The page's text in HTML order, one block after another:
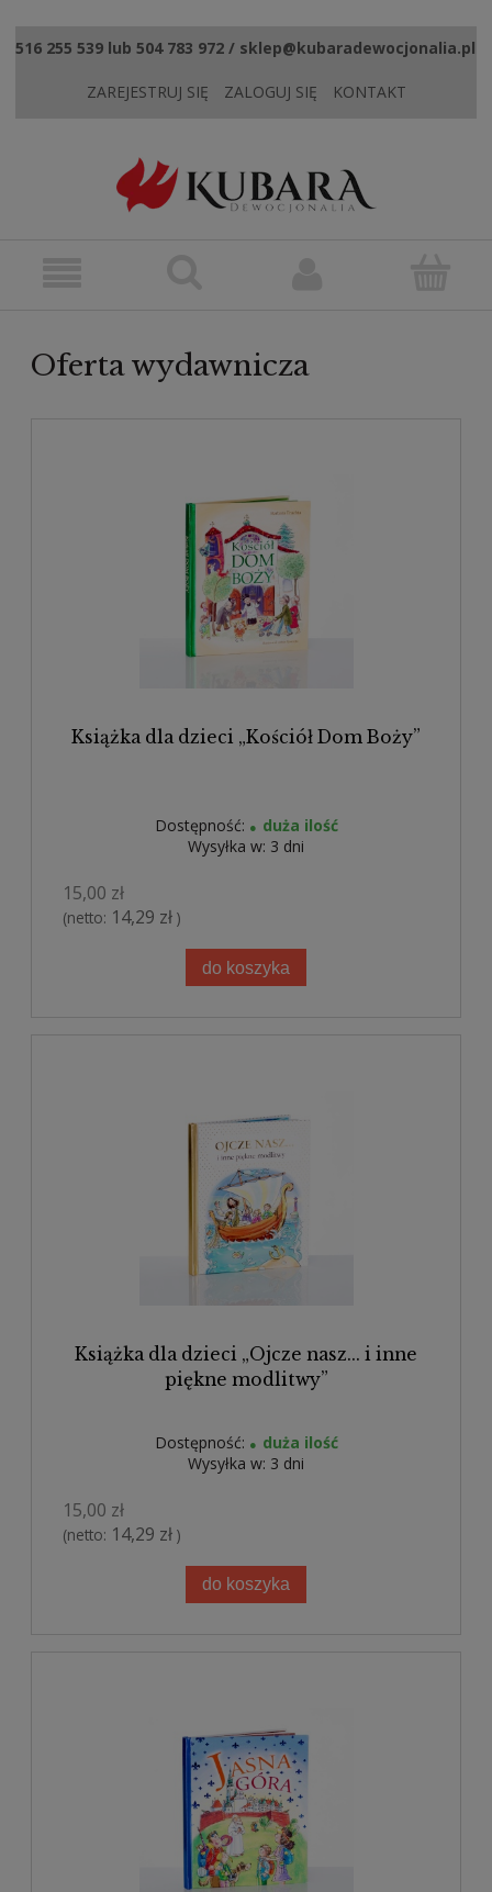
516 255 539 lub 504 783 972 / sklep@kubaradewocjonalia.pl
ZAREJESTRUJ SIĘ ZALOGUJ SIĘ KONTAKT
Oferta wydawnicza
Książka dla dzieci „Kościół Dom Boży”
Dostępność:
duża ilość
Wysyłka w: 3 dni
15,00 zł
(netto: 14,29 zł )
do koszyka
Książka dla dzieci „Ojcze nasz... i inne
piękne modlitwy”
Dostępność:
duża ilość
Wysyłka w: 3 dni
15,00 zł
(netto: 14,29 zł )
do koszyka